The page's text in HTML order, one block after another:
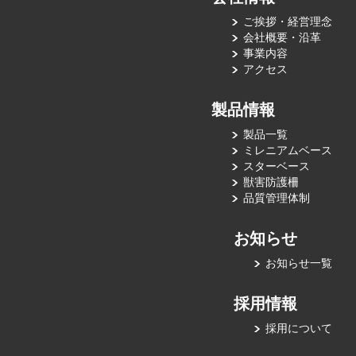
ご挨拶・経営理念
会社概要・沿革
事業内容
アクセス
製品情報
製品一覧
ミレニアムベース
スターベース
獣害防護柵
品質管理体制
お知らせ
お知らせ一覧
採用情報
採用について